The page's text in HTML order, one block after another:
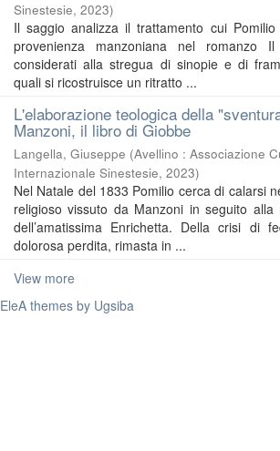
Sinestesie, 2023)
Il saggio analizza il trattamento cui
provenienza manzoniana nel romanzo
considerati alla stregua di sinopie e di
quali si ricostruisce un ritratto ...
L'elaborazione teologica della
Manzoni, il libro di Giobbe
Langella, Giuseppe (Avellino : Associazione
Internazionale Sinestesie, 2023)
Nel Natale del 1833 Pomilio cerca di calarsi
religioso vissuto da Manzoni in seguito
dell’amatissima Enrichetta. Della crisi di
dolorosa perdita, rimasta in ...
View more
EleA themes by Ugsiba